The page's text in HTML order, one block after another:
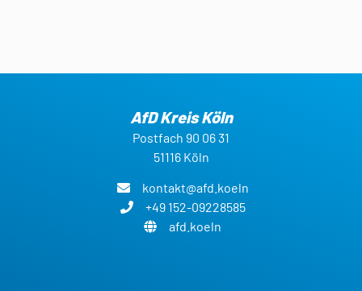
AfD Kreis Köln
Postfach 90 06 31
51116 Köln
kontakt@afd.koeln
+49 152-09228585
afd.koeln